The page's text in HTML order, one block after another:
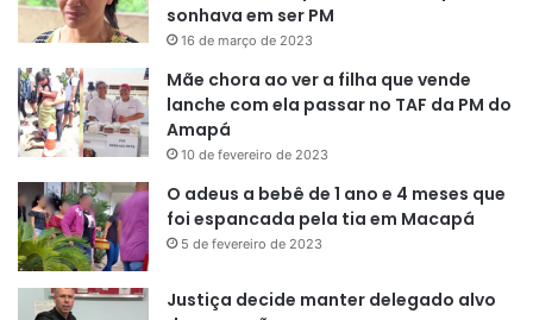
sonhava em ser PM
16 de março de 2023
Mãe chora ao ver a filha que vende
lanche com ela passar no TAF da PM do
Amapá
10 de fevereiro de 2023
O adeus a bebê de 1 ano e 4 meses que
foi espancada pela tia em Macapá
5 de fevereiro de 2023
Justiça decide manter delegado alvo